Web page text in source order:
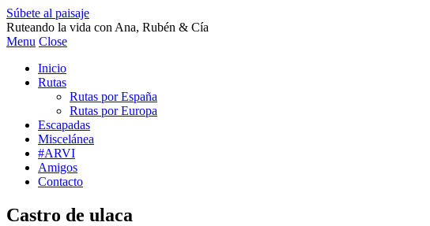
Súbete al paisaje
Ruteando la vida con Ana, Rubén & Cía
Menu Close
Inicio
Rutas
Rutas por España
Rutas por Europa
Escapadas
Miscelánea
#ARVI
Amigos
Contacto
Castro de ulaca